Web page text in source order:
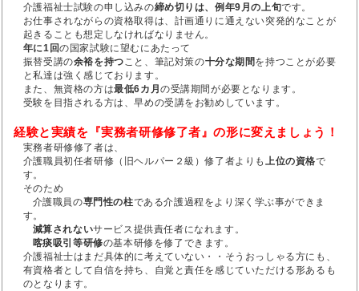
介護福祉士試験の申し込みの締め切りは、例年9月の上旬です。
お仕事されながらの資格取得は、計画通りに通えない突発的なことが
起きることも想定しなければなりません。
年に1回の国家試験に望むにあたって
振替受講の余裕を持つこと、筆記対策の十分な期間を持つことが必要
と私達は強く感じております。
また、無資格の方は最低6カ月の受講期間が必要となります。
受験を目指される方は、早めの受講をお勧めしています。
経験と実績を『実務者研修修了者』の形に変えましょう！
実務者研修修了者は、
介護職員初任者研修（旧ヘルパー２級）修了者よりも上位の資格で
す。
そのため
介護職員の専門性の柱である介護過程をより深く学ぶ事ができま
す。
減算されないサービス提供責任者になれます。
喀痰吸引等研修の基本研修を修了できます。
介護福祉士はまだ具体的に考えていない・・そうおっしゃる方にも、
有資格者として自信を持ち、自覚と責任を感じていただける形あるも
のとなります。